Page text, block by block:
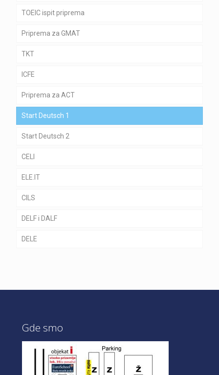
TOEIC ispit priprema
Priprema za GMAT
TKT
ICFE
Priprema za ACT
Start Deutsch 1
Start Deutsch 2
CELI
ELE.IT
CILS
DELF i DALF
DELE
Gde smo